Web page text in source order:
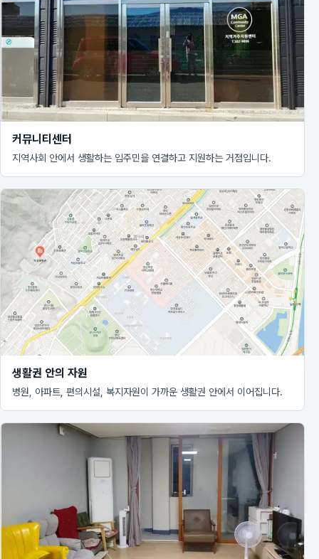
커뮤니티센터
지역사회 안에서 생활하는 입주민을 연결하고 지원하는 거점입니다.
생활권 안의 자원
병원, 아파트, 편의시설, 복지자원이 가까운 생활권 안에서 이어집니다.